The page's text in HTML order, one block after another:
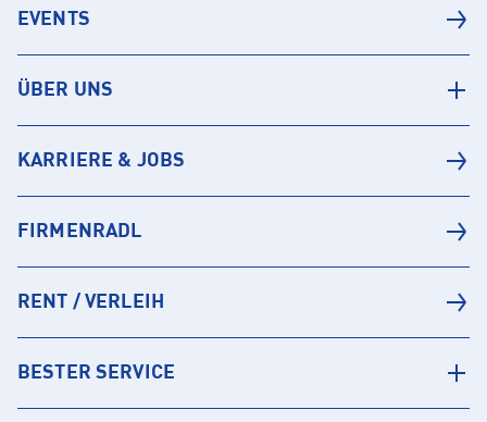
EVENTS
ÜBER UNS
KARRIERE & JOBS
FIRMENRADL
RENT / VERLEIH
BESTER SERVICE